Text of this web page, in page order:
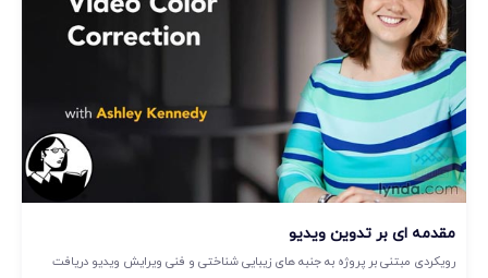
مقدمه ای بر تدوین ویدیو
رویکردی مبتنی بر پروژه به جنبه های زیبایی شناختی و فنی ویرایش ویدیو دریافت